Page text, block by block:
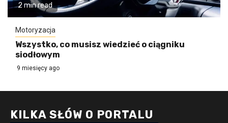
2 min read
Motoryzacja
Wszystko, co musisz wiedzieć o ciągniku
siodłowym
9 miesięcy ago
KILKA SŁÓW O PORTALU